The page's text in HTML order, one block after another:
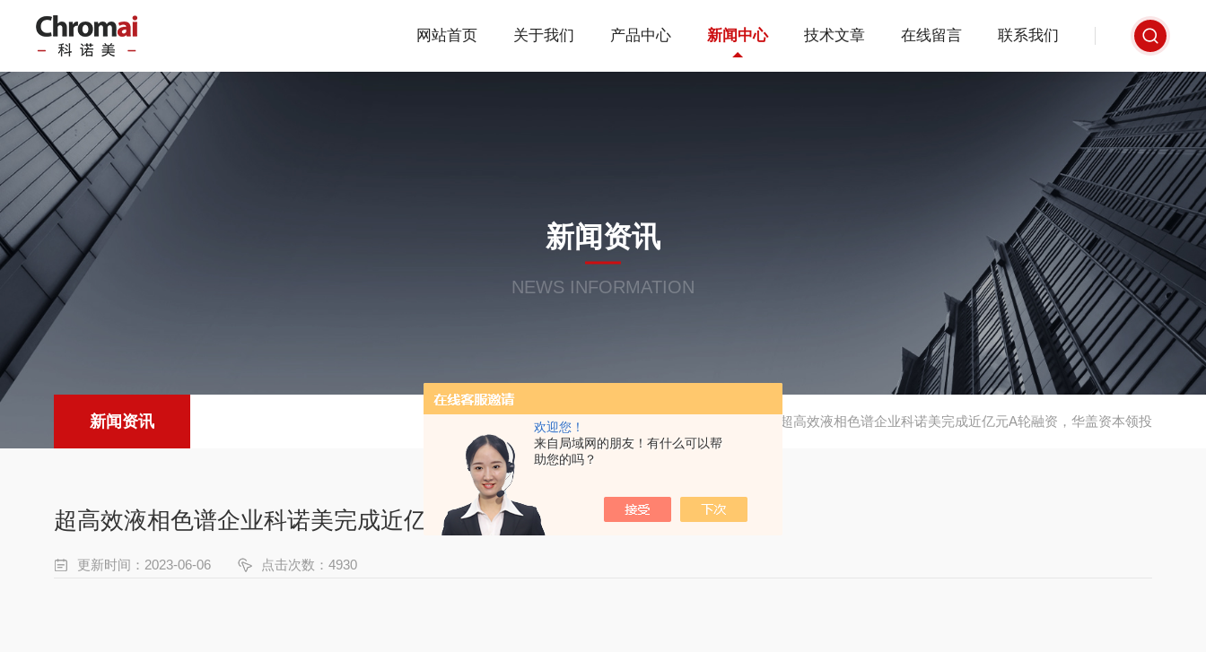
欢迎您！
来自局域网的朋友！有什么可以帮
助您的吗？
网站首页 关于我们 产品中心 新闻中心 技术文章 在线留言 联系我们
新闻资讯
NEWS INFORMATION
新闻资讯 超高效液相色谱企业科诺美完成近亿元A轮融资，华盖资本领投
超高效液相色谱企业科诺美完成近亿元A轮融资，华盖资本领投
更新时间：2023-06-06 点击次数：4930